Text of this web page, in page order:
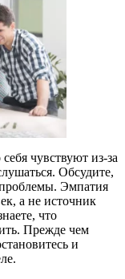
чувствуют из-за
Обсудите,
Эмпатия
а не источник
что
Прежде чем
и